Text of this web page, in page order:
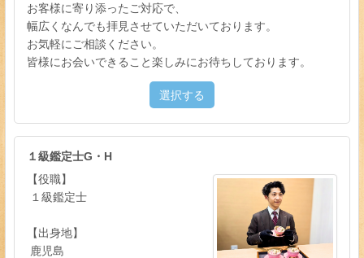
お客様に寄り添ったご対応で、
幅広くなんでも拝見させていただいております。
お気軽にご相談ください。
皆様にお会いできること楽しみにお待ちしております。
選択する
１級鑑定士G・H
【役職】
１級鑑定士
【出身地】
鹿児島